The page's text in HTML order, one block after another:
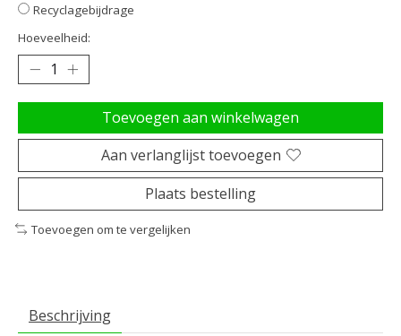
Recyclagebijdrage
Hoeveelheid:
Toevoegen aan winkelwagen
Aan verlanglijst toevoegen
Plaats bestelling
Toevoegen om te vergelijken
Beschrijving